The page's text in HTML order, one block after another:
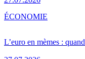
L’euro en mèmes :
ÉCONOMIE